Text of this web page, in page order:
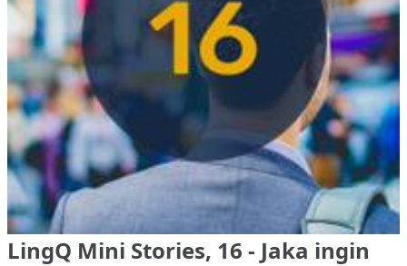
LingQ Mini Stories, 16 - Jaka ingin